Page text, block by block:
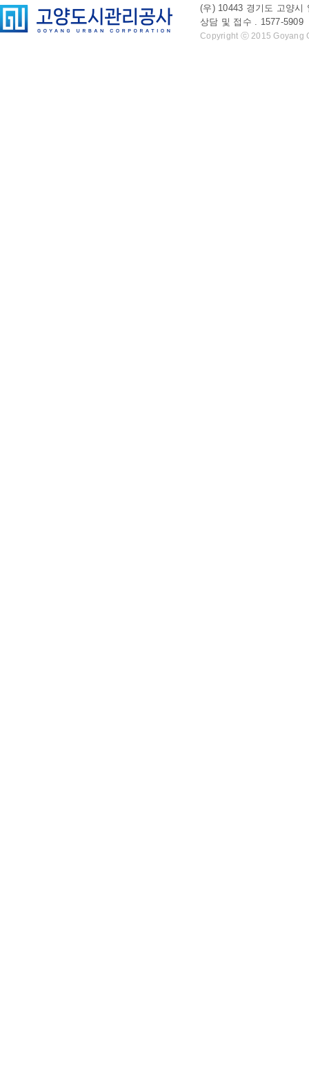
(우) 10443 경기도 고양시
상담 및 접수 . 1577-
Copyright ⓒ 2015 Goyang